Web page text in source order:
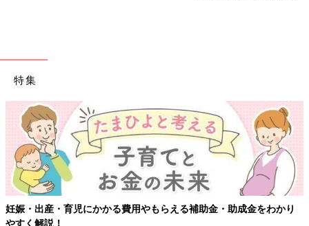
特集
【ワクチン接種できるものも】妊婦の感染症対策、知っておいて！